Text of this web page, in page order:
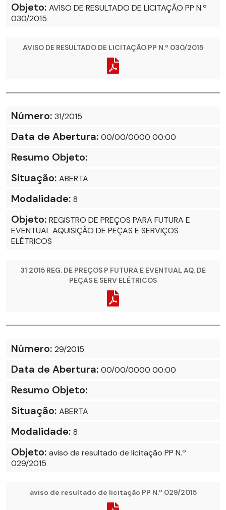
Objeto: AVISO DE RESULTADO DE LICITAÇÃO PP N.º
030/2015
AVISO DE RESULTADO DE LICITAÇÃO PP N.º 030/2015
Número: 31/2015
Data de Abertura: 00/00/0000 00:00
Resumo Objeto:
Situação: ABERTA
Modalidade: 8
Objeto: REGISTRO DE PREÇOS PARA FUTURA E
EVENTUAL AQUISIÇÃO DE PEÇAS E SERVIÇOS
ELÉTRICOS
31 2015 REG. DE PREÇOS P FUTURA E EVENTUAL AQ. DE
PEÇAS E SERV ELÉTRICOS
Número: 29/2015
Data de Abertura: 00/00/0000 00:00
Resumo Objeto:
Situação: ABERTA
Modalidade: 8
Objeto: aviso de resultado de licitação PP N.º
029/2015
aviso de resultado de licitação PP N.º 029/2015